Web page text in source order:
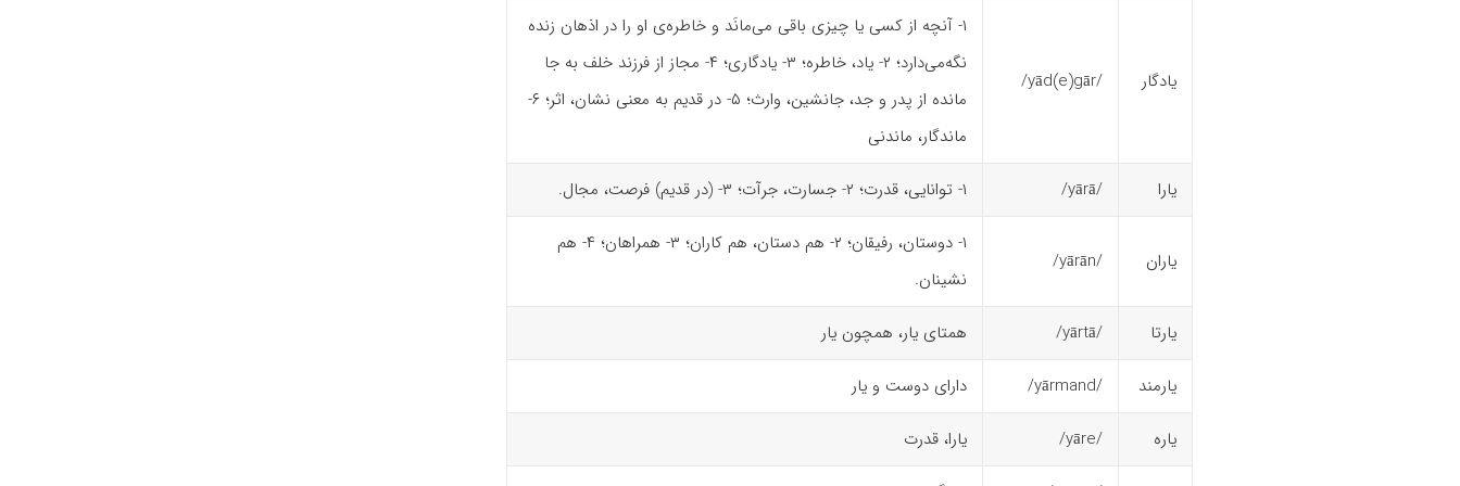
یادگار /yād(e)gār/
۱- آنچه از کسی یا چیزی باقی می‌مانَد و خاطره‌ی او را در اذهان زنده
نگه‌می‌دارد؛ ۲- یاد، خاطره؛ ۳- یادگاری؛ ۴- مجاز از فرزند خلف به جا
مانده از پدر و جد، جانشین، وارث؛ ۵- در قدیم به معنی نشان، اثر؛ ۶-
ماندگار، ماندنی
یارا /yārā/ ۱- توانایی، قدرت؛ ۲- جسارت، جرآت؛ ۳- (در قدیم) فرصت، مجال.
یاران /yārān/
۱- دوستان، رفیقان؛ ۲- هم دستان، هم کاران؛ ۳- همراهان؛ ۴- هم
نشینان.
یارتا /yārtā/ همتای یار، همچون یار
یارمند /yārmand/ دارای دوست و یار
یاره /yāre/ یارا، قدرت